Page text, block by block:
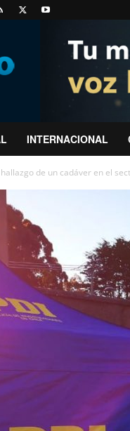
INTERNACIONAL
de un cadáver en el